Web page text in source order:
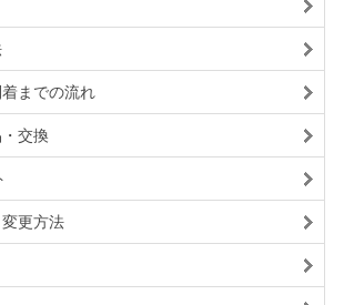
までの流れ
交換
更方法